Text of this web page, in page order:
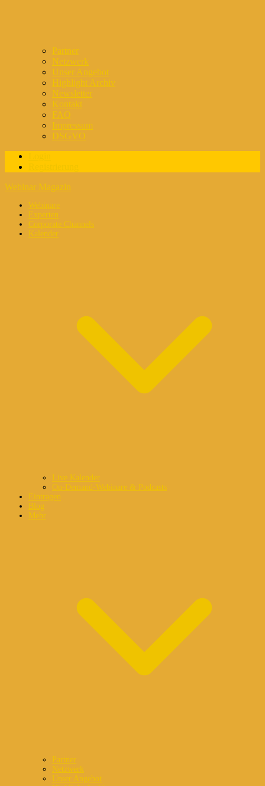
Partner
Netzwerk
Unser Angebot
Highlight Archiv
Newsletter
Kontakt
FAQ
Impressum
DSGVO
Webinar Magazin
Webinare
Experten
Corporate Channels
Kalender
Live Kalender
On-Demand-Webinare & Podcasts
Eintragen
Blog
Mehr
Partner
Netzwerk
Unser Angebot